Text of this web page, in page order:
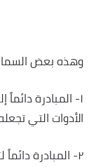
وهذه بعض
١- المبادرة
الأدوات التي
٢- المبادرة دائماً لتنمية قدرات الموظفين العملية والنفسية.